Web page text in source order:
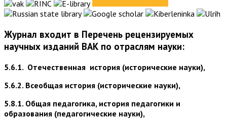
Журнал входит в Перечень рецензируемых
научных изданий ВАК по отраслям науки:
5.6.1. Отечественная история (исторические науки),
5.6.2. Всеобщая история (исторические науки),
5.8.1. Общая педагогика, история педагогики и
образования (педагогические науки),